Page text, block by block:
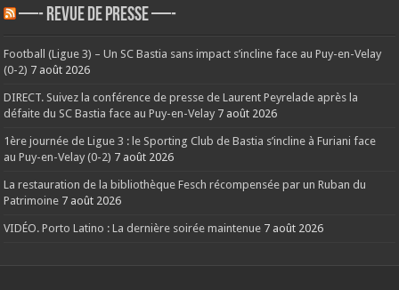
—- REVUE DE PRESSE —-
Football (Ligue 3) – Un SC Bastia sans impact s’incline face au Puy-en-Velay
(0-2) 7 août 2026
DIRECT. Suivez la conférence de presse de Laurent Peyrelade après la
défaite du SC Bastia face au Puy-en-Velay 7 août 2026
1ère journée de Ligue 3 : le Sporting Club de Bastia s’incline à Furiani face
au Puy-en-Velay (0-2) 7 août 2026
La restauration de la bibliothèque Fesch récompensée par un Ruban du
Patrimoine 7 août 2026
VIDÉO. Porto Latino : La dernière soirée maintenue 7 août 2026